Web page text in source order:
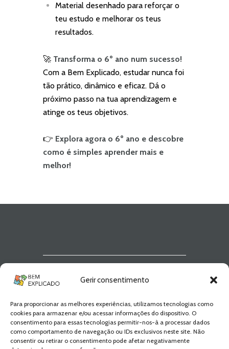
Gerir consentimento
Para proporcionar as melhores experiências, utilizamos tecnologias como
cookies para armazenar e/ou acessar informações do dispositivo. O
consentimento para essas tecnologias permitir-nos-à a processar dados
como comportamento de navegação ou IDs exclusivos neste site. Não
consentir ou retirar o consentimento pode afetar negativamente
Material desenhado para reforçar o
teu estudo e melhorar os teus
resultados.
🚀 Transforma o 6º ano num sucesso!
Com a Bem Explicado, estudar nunca foi
tão prático, dinâmico e eficaz. Dá o
próximo passo na tua aprendizagem e
atinge os teus objetivos.
👉 Explora agora o 6º ano e descobre
como é simples aprender mais e
melhor!
Newsletter Bem
Explicado
Fica a par de todas as novidades! Zero
Spam, apenas novidades e novos
conteúdos!